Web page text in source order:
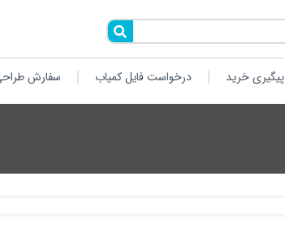
پیگیری خرید درخواست فایل کمیاب سفارش